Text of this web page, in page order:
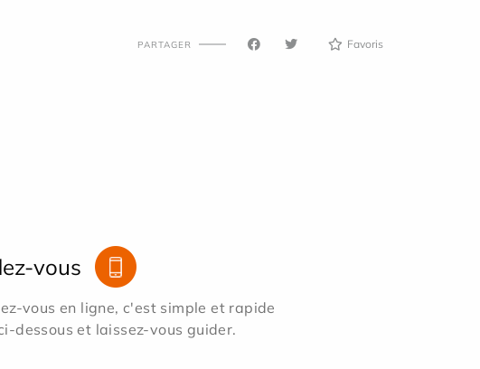
PARTAGER Favoris
vous
vous en ligne, c'est simple et rapide
dessous et laissez-vous guider.